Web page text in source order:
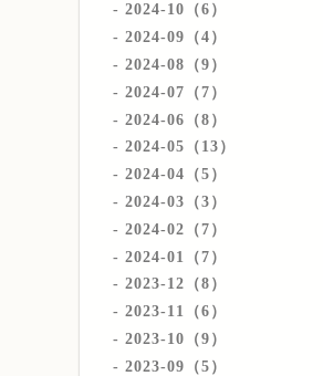
2024-10（6）
2024-09（4）
2024-08（9）
2024-07（7）
2024-06（8）
2024-05（13）
2024-04（5）
2024-03（3）
2024-02（7）
2024-01（7）
2023-12（8）
2023-11（6）
2023-10（9）
2023-09（5）